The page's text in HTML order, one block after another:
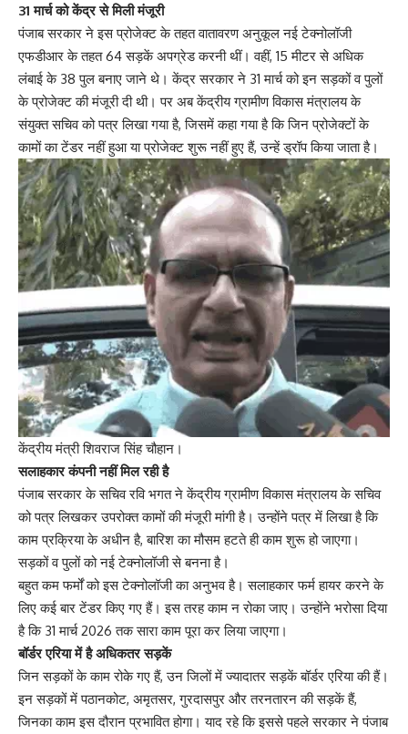
31 मार्च को केंद्र से मिली मंजूरी
पंजाब सरकार ने इस प्रोजेक्ट के तहत वातावरण अनुकूल नई टेक्नोलॉजी
एफडीआर के तहत 64 सड़कें अपग्रेड करनी थीं। वहीं, 15 मीटर से अधिक
लंबाई के 38 पुल बनाए जाने थे। केंद्र सरकार ने 31 मार्च को इन सड़कों व पुलों
के प्रोजेक्ट की मंजूरी दी थी। पर अब केंद्रीय ग्रामीण विकास मंत्रालय के
संयुक्त सचिव को पत्र लिखा गया है, जिसमें कहा गया है कि जिन प्रोजेक्टों के
कामों का टेंडर नहीं हुआ या प्रोजेक्ट शुरू नहीं हुए हैं, उन्हें ड्रॉप किया जाता है।
केंद्रीय मंत्री शिवराज सिंह चौहान।
सलाहकार कंपनी नहीं मिल रही है
पंजाब सरकार के सचिव रवि भगत ने केंद्रीय ग्रामीण विकास मंत्रालय के सचिव
को पत्र लिखकर उपरोक्त कामों की मंजूरी मांगी है। उन्होंने पत्र में लिखा है कि
काम प्रक्रिया के अधीन है, बारिश का मौसम हटते ही काम शुरू हो जाएगा।
सड़कों व पुलों को नई टेक्नोलॉजी से बनना है।
बहुत कम फर्मों को इस टेक्नोलॉजी का अनुभव है। सलाहकार फर्म हायर करने के
लिए कई बार टेंडर किए गए हैं। इस तरह काम न रोका जाए। उन्होंने भरोसा दिया
है कि 31 मार्च 2026 तक सारा काम पूरा कर लिया जाएगा।
बॉर्डर एरिया में है अधिकतर सड़कें
जिन सड़कों के काम रोके गए हैं, उन जिलों में ज्यादातर सड़कें बॉर्डर एरिया की हैं।
इन सड़कों में पठानकोट, अमृतसर, गुरदासपुर और तरनतारन की सड़कें हैं,
जिनका काम इस दौरान प्रभावित होगा। याद रहे कि इससे पहले सरकार ने पंजाब